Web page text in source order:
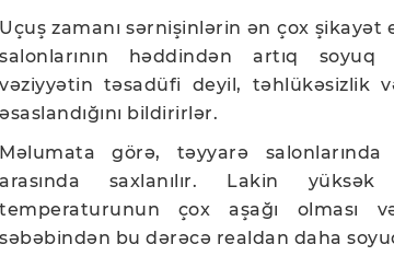
Uçuş zamanı sərnişinlərin ən çox
salonlarının həddindən artıq soyuq
vəziyyətin təsadüfi deyil, təhlükəsizlik
əsaslandığını bildirirlər.
Məlumata görə, təyyarə
arasında saxlanılır. Lakin
temperaturunun çox aşağı olması
səbəbindən bu dərəcə realdan daha